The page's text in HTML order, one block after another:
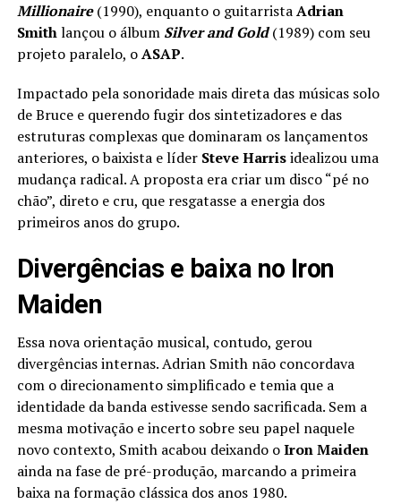
Millionaire(1990), enquanto o guitarristaAdrian
Smithlançou o álbum Silver and Gold(1989) com seu
projeto paralelo, oASAP.
Impactado pela sonoridade mais direta das músicas solo
de Bruce e querendo fugir dos sintetizadores e das
estruturas complexas que dominaram os lançamentos
anteriores, o baixista e líder Steve Harrisidealizou uma
mudança radical. A proposta era criar um disco “pé no
chão”, direto e cru, que resgatasse a energia dos
primeiros anos do grupo.
Divergências e baixa no Iron
Maiden
Essa nova orientação musical, contudo, gerou
divergências internas. Adrian Smith não concordava
com o direcionamento simplificado e temia que a
identidade da banda estivesse sendo sacrificada. Sem a
mesma motivação e incerto sobre seu papel naquele
novo contexto, Smith acabou deixando oIron Maiden
ainda na fase de pré-produção, marcando a primeira
baixa na formação clássica dos anos 1980.